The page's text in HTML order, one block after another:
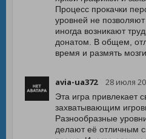
Процесс прокачки
уровней не
иногда возникают
донатом. В общем,
время и размять
avia-ua372 28 июля
Эта игра привлекает
захватывающим
Разнообразные
делают её отличным